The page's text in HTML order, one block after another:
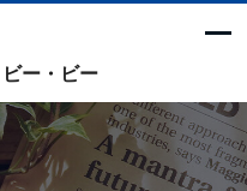
ー・ビー